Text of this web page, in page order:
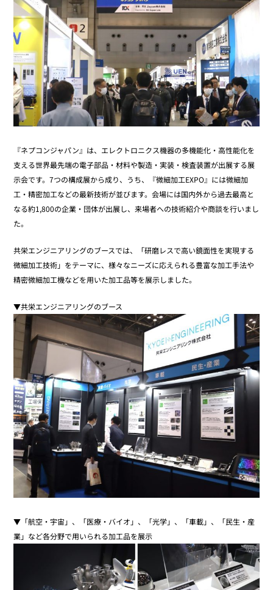
『ネプコンジャパン』は、エレクトロニクス機器の多機能化・高性能化を
支える世界最先端の電子部品・材料や製造・実装・検査装置が出展する展
示会です。7つの構成展から成り、うち、『微細加工EXPO』には微細加
工・精密加工などの最新技術が並びます。会場には国内外から過去最高と
なる約1,800の企業・団体が出展し、来場者への技術紹介や商談を行いまし
た。
共栄エンジニアリングのブースでは、「研磨レスで高い鏡面性を実現する
微細加工技術」をテーマに、様々なニーズに応えられる豊富な加工手法や
精密微細加工機などを用いた加工品等を展示しました。
▼共栄エンジニアリングのブース
▼「航空・宇宙」、「医療・バイオ」、「光学」、「車載」、「民生・産
業」など各分野で用いられる加工品を展示